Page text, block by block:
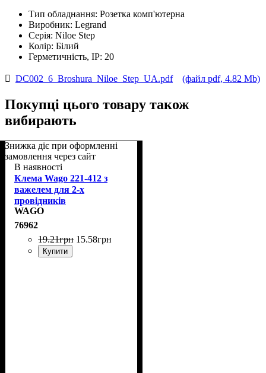
Тип обладнання: Розетка комп'ютерна
Виробник: Legrand
Серія: Niloe Step
Колір: Білий
Герметичність, IP: 20
DC002_6_Broshura_Niloe_Step_UA.pdf (файл pdf, 4.82 Mb)
Покупці цього товару також
вибирають
Знижка діє при оформленні
замовлення через сайт
В наявності
Клема Wago 221-412 з
важелем для 2-х
провідників
WAGO
76962
19.21грн 15.58грн
Купити